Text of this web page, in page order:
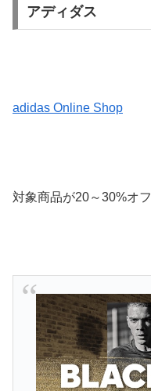
アディダス
adidas Online Shop
対象商品が20～30%オフ